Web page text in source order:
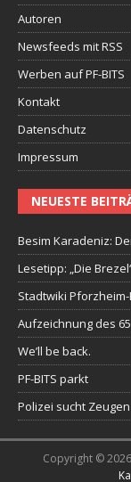
Autoren
Newsfeeds mit RSS
Werben auf PF-BITS
Kontakt
Datenschutz
Impressum
NEUESTE
Besim Karadeniz:
Lesetipp: „Die
Stadtwiki
Aufzeichnung des
We’ll be back.
PF-BITS parkt
Polizei sucht
Copyright ©